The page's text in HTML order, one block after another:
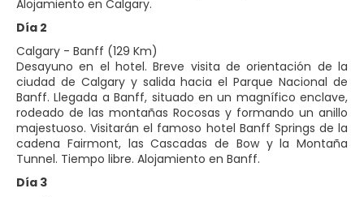
Alojamiento en Calgary.
Día 2
Calgary - Banff (129 Km)
Desayuno en el hotel. Breve visita de orientación de la
ciudad de Calgary y salida hacia el Parque Nacional de
Banff. Llegada a Banff, situado en un magnífico enclave,
rodeado de las montañas Rocosas y formando un anillo
majestuoso. Visitarán el famoso hotel Banff Springs de la
cadena Fairmont, las Cascadas de Bow y la Montaña
Tunnel. Tiempo libre. Alojamiento en Banff.
Día 3